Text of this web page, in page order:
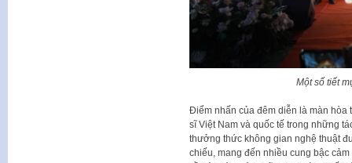
Một số tiết
Điểm nhấn của đêm diễn là màn hòa
sĩ Việt Nam và quốc tế trong những
thưởng thức không gian nghệ thuật
chiếu, mang đến nhiều cung bậc